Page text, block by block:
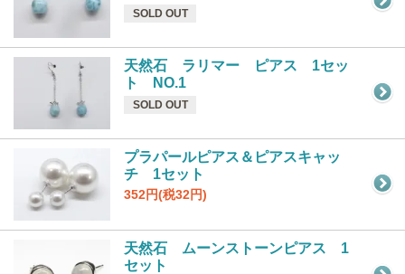
SOLD OUT
天然石 ラリマー ピアス 1セッ
ト NO.1
SOLD OUT
プラパールピアス＆ピアスキャッ
チ 1セット
352円(税32円)
天然石 ムーンストーンピアス 1
セット